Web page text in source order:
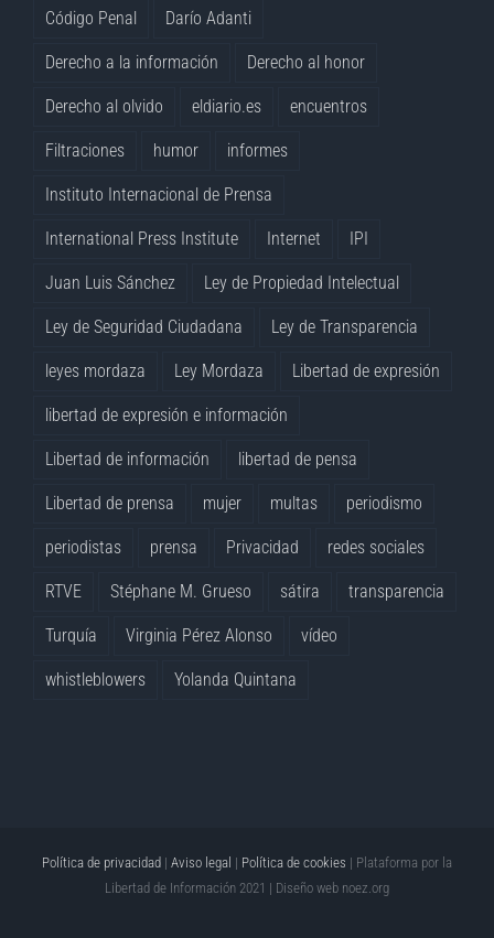
Código Penal Darío Adanti
Derecho a la información Derecho al honor
Derecho al olvido eldiario.es encuentros
Filtraciones humor informes
Instituto Internacional de Prensa
International Press Institute Internet IPI
Juan Luis Sánchez Ley de Propiedad Intelectual
Ley de Seguridad Ciudadana Ley de Transparencia
leyes mordaza Ley Mordaza Libertad de expresión
libertad de expresión e información
Libertad de información libertad de pensa
Libertad de prensa mujer multas periodismo
periodistas prensa Privacidad redes sociales
RTVE Stéphane M. Grueso sátira transparencia
Turquía Virginia Pérez Alonso vídeo
whistleblowers Yolanda Quintana
Política de privacidad | Aviso legal | Política de cookies | Plataforma por la
Libertad de Información 2021 | Diseño web noez.org